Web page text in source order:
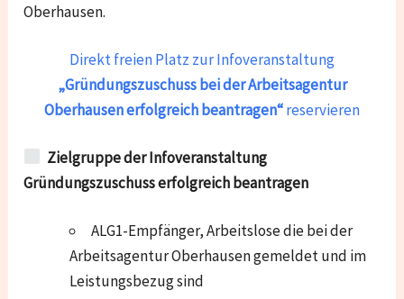
Oberhausen.
Direkt freien Platz zur Infoveranstaltung
„Gründungszuschuss bei der Arbeitsagentur
Oberhausen erfolgreich beantragen“reservieren
Zielgruppe der Infoveranstaltung
Gründungszuschuss erfolgreich beantragen
ALG1-Empfänger, Arbeitslose die bei der
Arbeitsagentur Oberhausen gemeldet und im
Leistungsbezug sind